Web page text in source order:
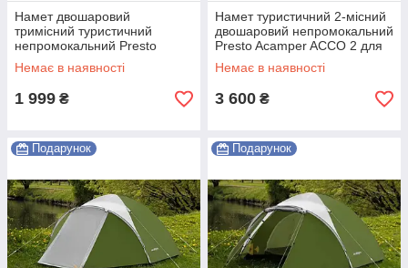
Намет двошаровий
тримісний туристичний
непромокальний Presto
Acamper ACCO 3 PRO для
відпочинку Shopik
Немає в наявності
1 999 ₴
Намет туристичний 2-місний
двошаровий непромокальний
Presto Acamper ACCO 2 для
відпочинку Shopik
Немає в наявності
3 600 ₴
Подарунок Подарунок